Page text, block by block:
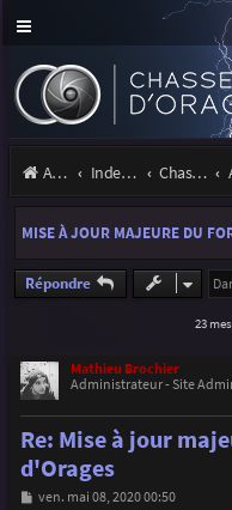
Accueil Index du forum Chasseurs d'Orages
MISE À JOUR MAJEURE DU
Répondre
23
Mathieu Brochier
Administrateur - Site
Re: Mise à jour
d'Orages
M
ven. mai 08, 2020 00:50